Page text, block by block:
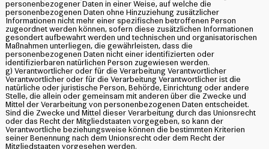
personenbezogener Daten in einer Weise, auf welche die
personenbezogenen Daten ohne Hinzuziehung zusätzlicher
Informationen nicht mehr einer spezifischen betroffenen Person
zugeordnet werden können, sofern diese zusätzlichen Informationen
gesondert aufbewahrt werden und technischen und organisatorischen
Maßnahmen unterliegen, die gewährleisten, dass die
personenbezogenen Daten nicht einer identifizierten oder
identifizierbaren natürlichen Person zugewiesen werden.
g) Verantwortlicher oder für die Verarbeitung Verantwortlicher
Verantwortlicher oder für die Verarbeitung Verantwortlicher ist die
natürliche oder juristische Person, Behörde, Einrichtung oder andere
Stelle, die allein oder gemeinsam mit anderen über die Zwecke und
Mittel der Verarbeitung von personenbezogenen Daten entscheidet.
Sind die Zwecke und Mittel dieser Verarbeitung durch das Unionsrecht
oder das Recht der Mitgliedstaaten vorgegeben, so kann der
Verantwortliche beziehungsweise können die bestimmten Kriterien
seiner Benennung nach dem Unionsrecht oder dem Recht der
Mitgliedstaaten vorgesehen werden.